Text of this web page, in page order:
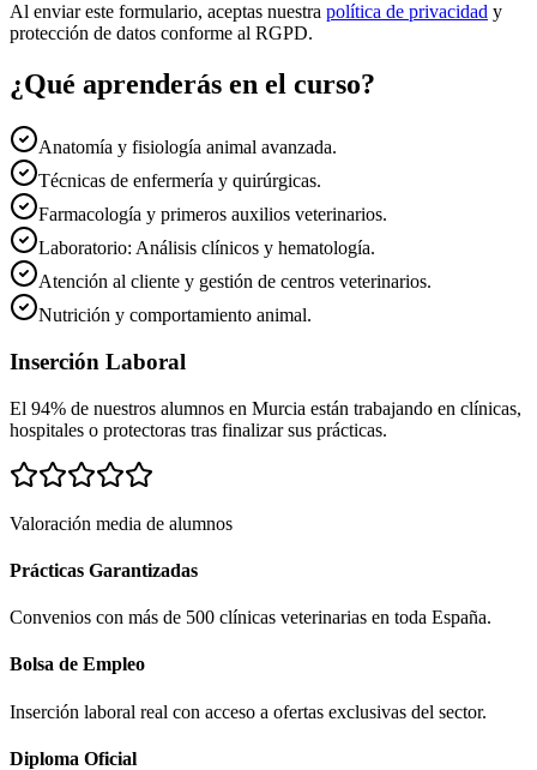
Al enviar este formulario, aceptas nuestra política de privacidad y
protección de datos conforme al RGPD.
¿Qué aprenderás en el curso?
Anatomía y fisiología animal avanzada.
Técnicas de enfermería y quirúrgicas.
Farmacología y primeros auxilios veterinarios.
Laboratorio: Análisis clínicos y hematología.
Atención al cliente y gestión de centros veterinarios.
Nutrición y comportamiento animal.
Inserción Laboral
El 94% de nuestros alumnos en Murcia están trabajando en clínicas,
hospitales o protectoras tras finalizar sus prácticas.
Valoración media de alumnos
Prácticas Garantizadas
Convenios con más de 500 clínicas veterinarias en toda España.
Bolsa de Empleo
Inserción laboral real con acceso a ofertas exclusivas del sector.
Diploma Oficial